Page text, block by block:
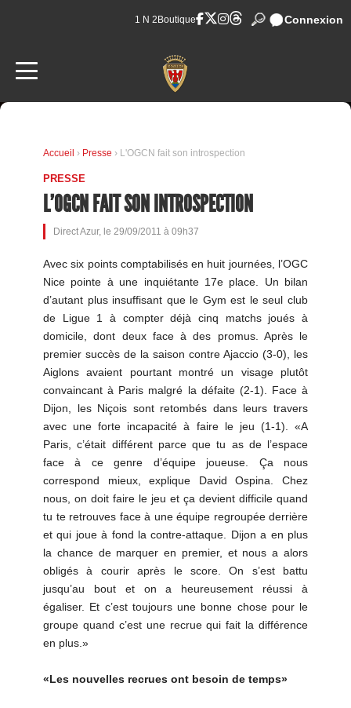
1 N 2 Boutique Connexion
Accueil › Presse › L'OGCN fait son introspection
PRESSE
L'OGCN FAIT SON INTROSPECTION
Direct Azur, le 29/09/2011 à 09h37
Avec six points comptabilisés en huit journées, l’OGC
Nice pointe à une inquiétante 17e place. Un bilan
d’autant plus insuffisant que le Gym est le seul club
de Ligue 1 à compter déjà cinq matchs joués à
domicile, dont deux face à des promus. Après le
premier succès de la saison contre Ajaccio (3-0), les
Aiglons avaient pourtant montré un visage plutôt
convaincant à Paris malgré la défaite (2-1). Face à
Dijon, les Niçois sont retombés dans leurs travers
avec une forte incapacité à faire le jeu (1-1). «A
Paris, c’était différent parce que tu as de l’espace
face à ce genre d’équipe joueuse. Ça nous
correspond mieux, explique David Ospina. Chez
nous, on doit faire le jeu et ça devient difficile quand
tu te retrouves face à une équipe regroupée derrière
et qui joue à fond la contre-attaque. Dijon a en plus
la chance de marquer en premier, et nous a alors
obligés à courir après le score. On s’est battu
jusqu’au bout et on a heureusement réussi à
égaliser. Et c’est toujours une bonne chose pour le
groupe quand c’est une recrue qui fait la différence
en plus.»
«Les nouvelles recrues ont besoin de temps»